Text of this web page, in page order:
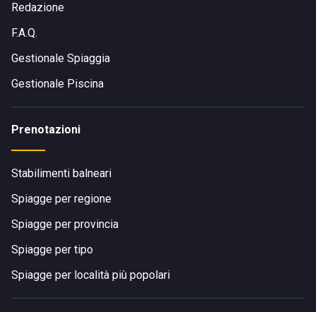
Redazione
F.A.Q.
Gestionale Spiaggia
Gestionale Piscina
Prenotazioni
Stabilimenti balneari
Spiagge per regione
Spiagge per provincia
Spiagge per tipo
Spiagge per località più popolari